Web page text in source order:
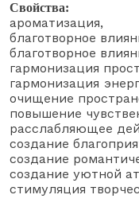
Свойства:
ароматизация
благотворное
благотворное
гармонизация
гармонизация
очищение
повышение
расслабляющее
создание
создание
создание уютной
стимуляция